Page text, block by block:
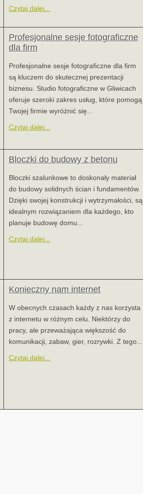
Czytaj dalej...
Profesjonalne sesje fotograficzne
dla firm
Profesjonalne sesje fotograficzne dla firm
są kluczem do skutecznej prezentacji
biznesu. Studio fotograficzne w Gliwicach
oferuje szeroki zakres usług, które pomogą
Twojej firmie wyróżnić się...
Czytaj dalej...
Bloczki do budowy z betonu
Bloczki szalunkowe to doskonały materiał
do budowy solidnych ścian i fundamentów.
Dzięki swojej konstrukcji i wytrzymałości, są
idealnym rozwiązaniem dla każdego, kto
planuje budowę domu...
Czytaj dalej...
Konieczny nam internet
W obecnych czasach każdy z nas korzysta
z internetu w różnym celu. Niektórzy do
pracy, ale przeważająca większość do
komunikacji, zabaw, gier, rozrywki. Z tego...
Czytaj dalej...